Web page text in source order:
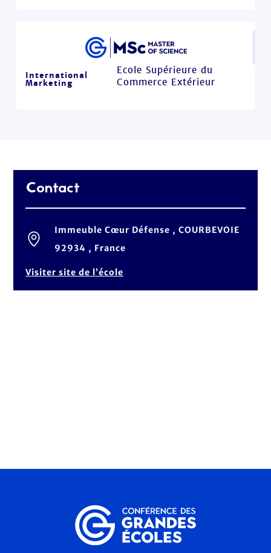
International
Marketing
Ecole Supérieure du
Commerce Extérieur
Contact
Immeuble Cœur Défense , COURBEVOIE
92934 , France
Visiter site de l’école